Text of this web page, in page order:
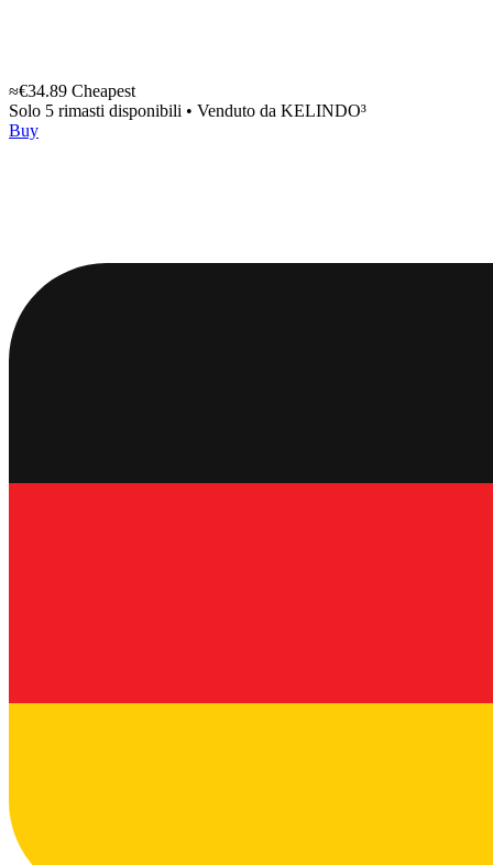
≈€34.89 Cheapest
Solo 5 rimasti disponibili • Venduto da KELINDO³
Buy